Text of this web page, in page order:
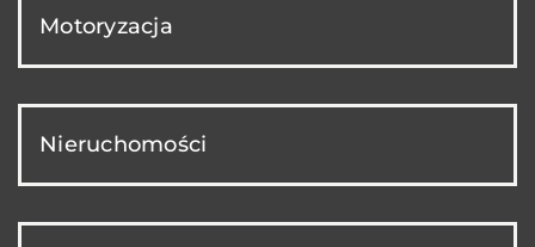
Motoryzacja
Nieruchomości